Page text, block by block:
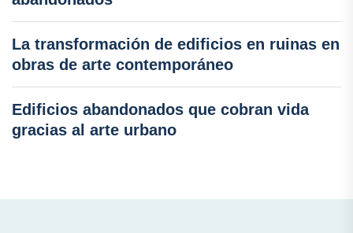
La transformación de edificios en ruinas en
obras de arte contemporáneo
Edificios abandonados que cobran vida
gracias al arte urbano